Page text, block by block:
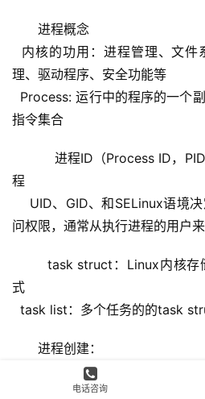
进程概念
内核的功用：进程管理、文件
理、驱动程序、安全功能等
Process: 运行中的程序的一个
指令集合
进程ID（Process ID，
程
UID、GID、和SELinux语境
问权限，通常从执行进程的用户
task struct：Linux内核存
式
task list：多个任务的的task
进程创建：
init：第一个进程
父子关系电话咨询